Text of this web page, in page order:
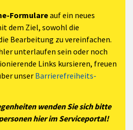
Formulareauf ein neues
dem Ziel, sowohl die
Bearbeitung zu vereinfachen.
unterlaufen sein oder noch
Links kursieren, freuen
unser Barrierefreiheits-
wenden Sie sich bitte
hier im Serviceportal!